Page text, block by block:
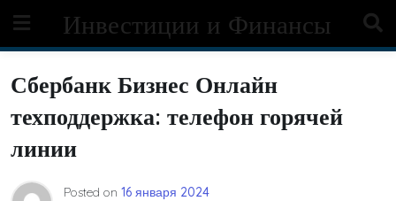
content
Инвестиции и Финансы
Сбербанк Бизнес Онлайн
техподдержка: телефон горячей
линии
Posted on 16 января 2024